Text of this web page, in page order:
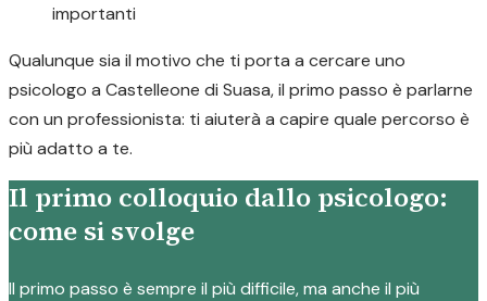
importanti
Qualunque sia il motivo che ti porta a cercare uno
psicologo a Castelleone di Suasa, il primo passo è parlarne
con un professionista: ti aiuterà a capire quale percorso è
più adatto a te.
Il primo colloquio dallo psicologo:
come si svolge
Il primo passo è sempre il più difficile, ma anche il più